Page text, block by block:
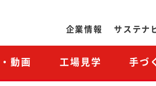
企業情報
サステナ
動画 工場見学 手づ